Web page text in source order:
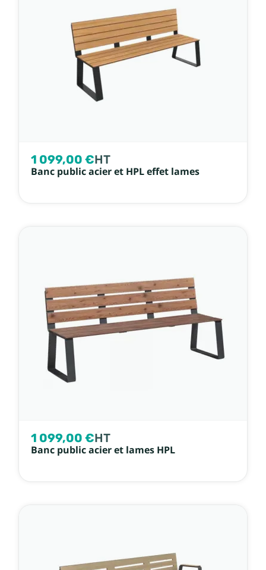
1 099,00 €HT
Banc public acier et HPL effet lames
1 099,00 €HT
Banc public acier et lames HPL